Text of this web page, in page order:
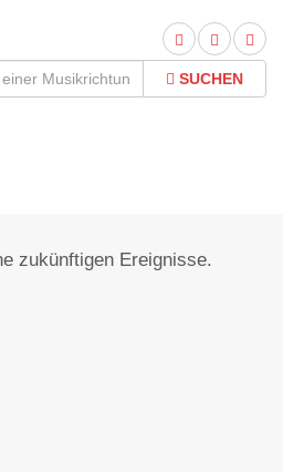
SUCHEN
zukünftigen Ereignisse.